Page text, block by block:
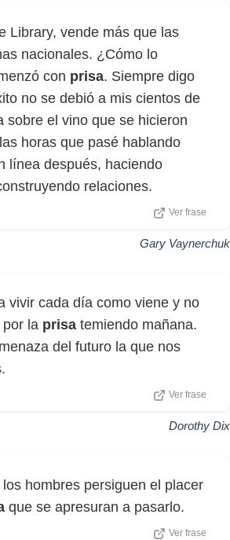
Library, vende más que las
nacionales. ¿Cómo lo
con prisa. Siempre digo
no se debió a mis cientos de
sobre el vino que se hicieron
horas que pasé hablando
línea después, haciendo
relaciones.
Ver frase
Gary Vaynerchuk
vivir cada día como viene y no
por la prisa temiendo mañana.
del futuro la que nos
Ver frase
Dorothy Dix
hombres persiguen el placer
que se apresuran a pasarlo.
Ver frase